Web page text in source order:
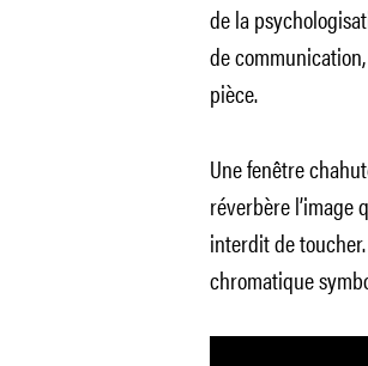
de la
de
pièce.
Une fenêtre
réverbère l’image
interdit de
chromatique